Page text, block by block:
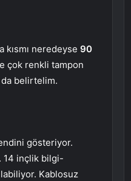
kısmı neredeyse 90
çok renkli tampon
da belirtelim.
gösteriyor.
14 inçlik bilgi-
Kablosuz